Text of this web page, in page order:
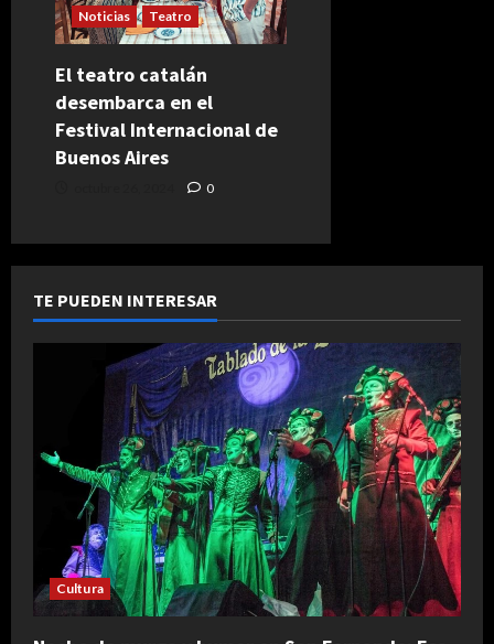
Noticias
Teatro
El teatro catalán
desembarca en el
Festival Internacional de
Buenos Aires
0
TE PUEDEN INTERESAR
Cultura